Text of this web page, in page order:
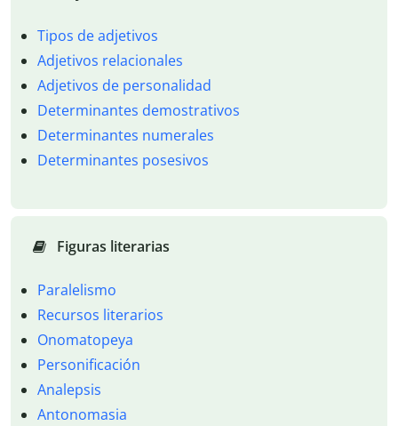
Tipos de adjetivos
Adjetivos relacionales
Adjetivos de personalidad
Determinantes demostrativos
Determinantes numerales
Determinantes posesivos
Figuras literarias
Paralelismo
Recursos literarios
Onomatopeya
Personificación
Analepsis
Antonomasia